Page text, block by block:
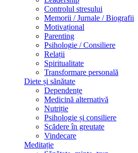
Controlul stresului
Memorii / Jurnale / Biografii
Motivațional
Parenting
Psihologie / Consiliere
Relații
Spiritualitate
Transformare personală
Diete și sănătate
Dependențe
Medicină alternativă
Nutriție
Psihologie și consiliere
Scădere în greutate
Vindecare
Meditație